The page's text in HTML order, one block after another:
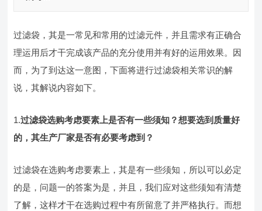
过滤袋，其是一常见和常用的过滤元件，并且需求有正确合
理运用后才干完成该产品的充分使用并有好的运用效果。因
而，为了到达这一意图，下面将进行过滤袋相关常识的解
说，其解说内容如下。
1.过滤袋选购考虑要素上是否有一些须知？想要选到质量好
的，其生产厂家是否有必要考虑到？
过滤袋在选购考虑要素上，其是有一些须知，所以可以必定
的是，问题一的答案为是，并且，我们应对这些须知有清楚
了解，这样才干在选购过程中有所留意了并严格执行。而想